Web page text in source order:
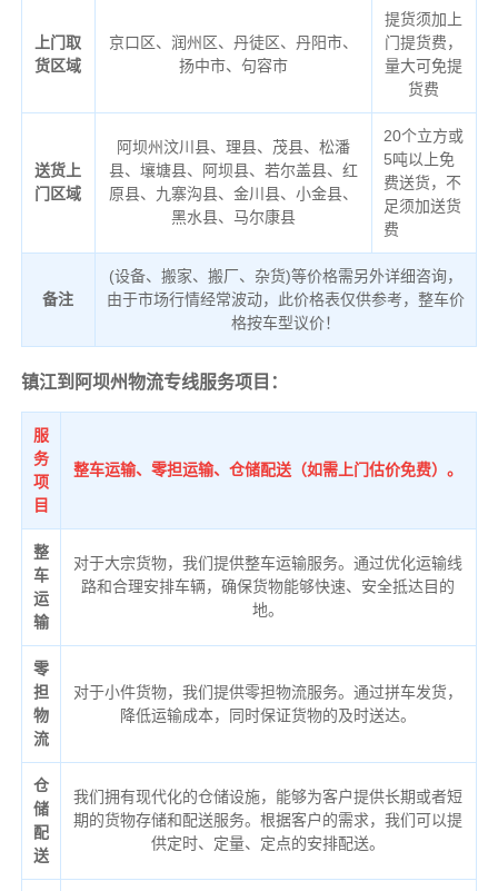
上门取
货区域
京口区、润州区、丹徒区、丹阳市、
扬中市、句容市
提货须加上
门提货费，
量大可免提
货费
送货上
门区域
阿坝州汶川县、理县、茂县、松潘
县、壤塘县、阿坝县、若尔盖县、红
原县、九寨沟县、金川县、小金县、
黑水县、马尔康县
20个立方或
5吨以上免
费送货，不
足须加送货
费
备注
(设备、搬家、搬厂、杂货)等价格需另外详细咨询，
由于市场行情经常波动，此价格表仅供参考，整车价
格按车型议价！
镇江到阿坝州物流专线服务项目：
服
务
项
目
整车运输、零担运输、仓储配送（如需上门估价免费）。
整
车
运
输
对于大宗货物，我们提供整车运输服务。通过优化运输线
路和合理安排车辆，确保货物能够快速、安全抵达目的
地。
零
担
物
流
对于小件货物，我们提供零担物流服务。通过拼车发货，
降低运输成本，同时保证货物的及时送达。
仓
储
配
送
我们拥有现代化的仓储设施，能够为客户提供长期或者短
期的货物存储和配送服务。根据客户的需求，我们可以提
供定时、定量、定点的安排配送。